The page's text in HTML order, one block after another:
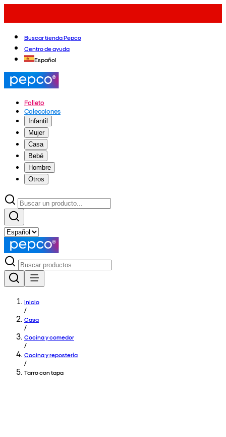
Buscar tienda Pepco
Centro de ayuda
Español
Folleto
Colecciones
Infantil
Mujer
Casa
Bebé
Hombre
Otros
Inicio
/
Casa
/
Cocina y comedor
/
Cocina y repostería
/
Tarro con tapa